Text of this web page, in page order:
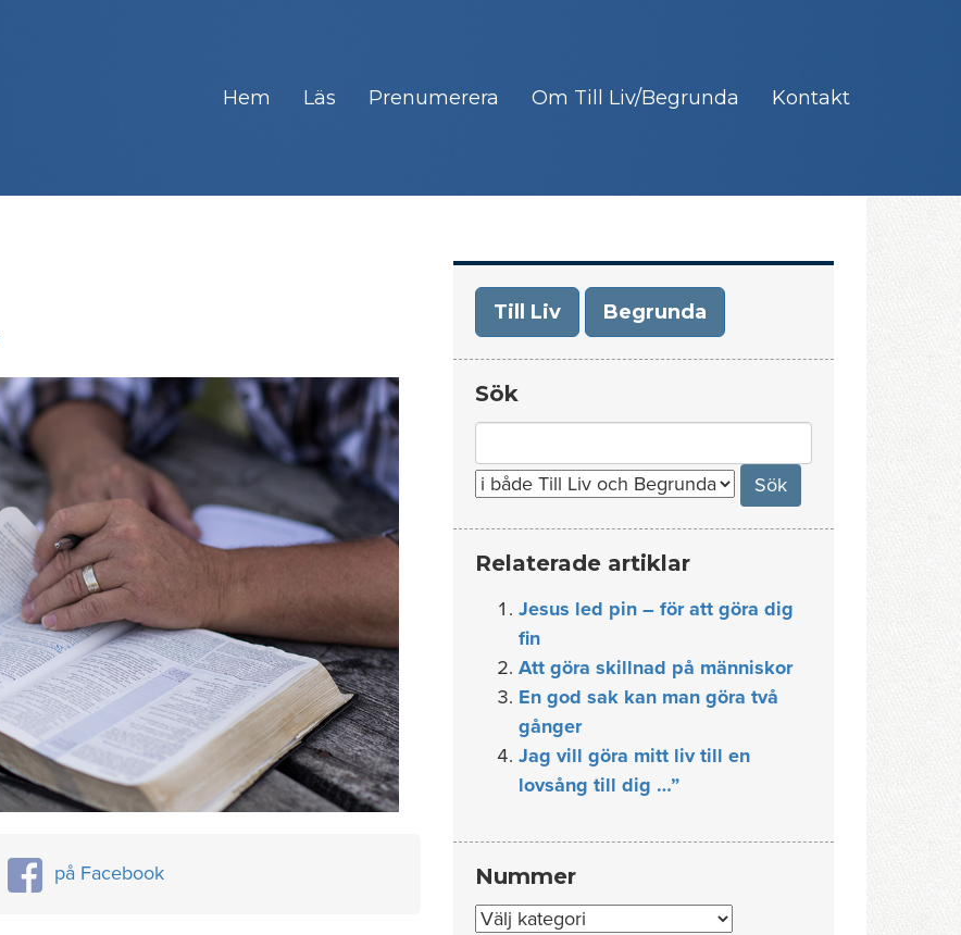
Hem Läs Prenumerera Om Till Liv/Begrunda Kontakt
på Facebook
Till Liv Begrunda
Sök
for:
Relaterade artiklar
Jesus led pin – för att göra dig
fin
Att göra skillnad på människor
En god sak kan man göra två
gånger
Jag vill göra mitt liv till en
lovsång till dig …”
Nummer
Nummer